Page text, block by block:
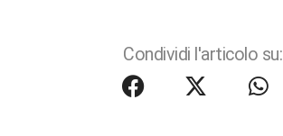
Condividi l'articolo su: